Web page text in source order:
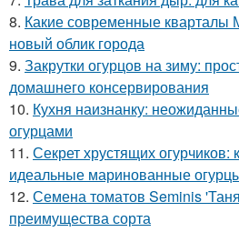
8. Какие современные кварталы
новый облик города
9. Закрутки огурцов на зиму:
домашнего консервирования
10. Кухня наизнанку:
огурцами
11. Секрет хрустящих огурчиков:
идеальные маринованные
12. Семена томатов Seminis
преимущества сорта